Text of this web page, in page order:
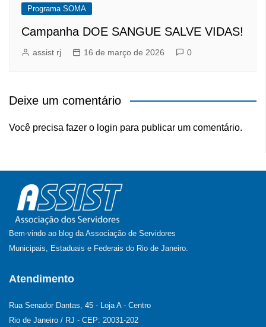
Programa SOMA
Campanha DOE SANGUE SALVE VIDAS!
assist rj 16 de março de 2026 0
Deixe um comentário
Você precisa fazer o login para publicar um comentário.
Bem-vindo ao blog da Associação de Servidores
Municipais, Estaduais e Federais do Rio de Janeiro.
Atendimento
Rua Senador Dantas, 45 - Loja A - Centro
Rio de Janeiro / RJ - CEP: 20031-202